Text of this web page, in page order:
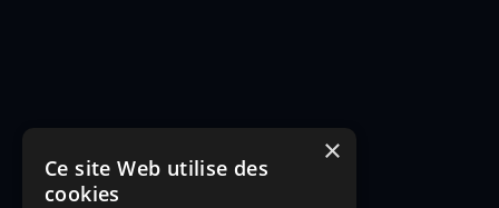
×
Ce site Web utilise des
cookies